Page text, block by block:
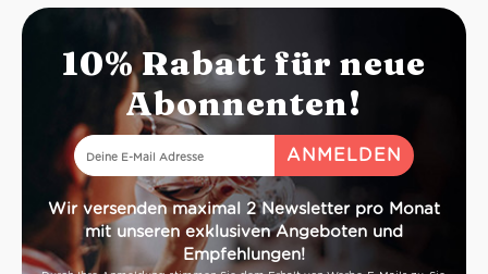
10% Rabatt für neue
Abonnenten!
Wir versenden maximal 2 Newsletter pro Monat
mit unseren exklusiven Angeboten und
Empfehlungen!